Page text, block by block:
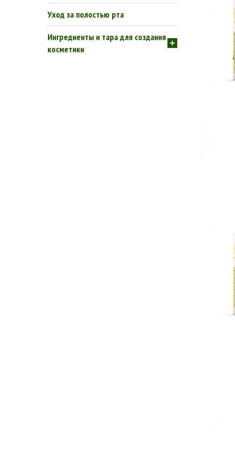
Уход за полостью рта
Ингредиенты и тара для создания
косметики